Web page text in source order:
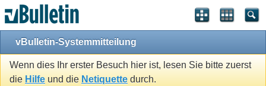
vBulletin-Systemmitteilung
Wenn dies Ihr erster Besuch hier ist, lesen Sie bitte zuerst
die Hilfe und die Netiquette durch.